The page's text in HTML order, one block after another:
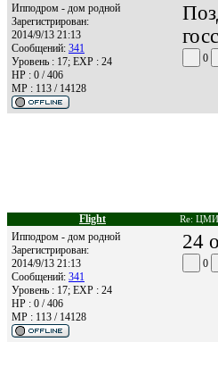
Ипподром - дом родной
Зарегистрирован:
2014/9/13 21:13
Сообщений: 341
Уровень : 17; EXP : 24
HP : 0 / 406
MP : 113 / 14128
0
Flight Re: ЦМИ
Ипподром - дом родной
Зарегистрирован:
2014/9/13 21:13
Сообщений: 341
Уровень : 17; EXP : 24
HP : 0 / 406
MP : 113 / 14128
24
0